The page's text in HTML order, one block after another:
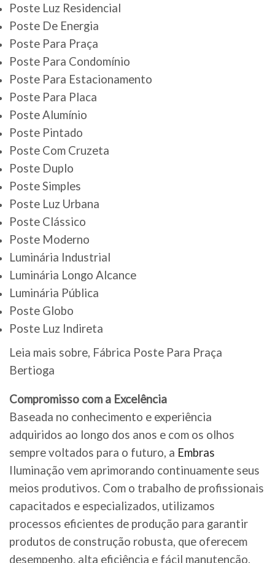
Poste Luz Residencial
Poste De Energia
Poste Para Praça
Poste Para Condomínio
Poste Para Estacionamento
Poste Para Placa
Poste Alumínio
Poste Pintado
Poste Com Cruzeta
Poste Duplo
Poste Simples
Poste Luz Urbana
Poste Clássico
Poste Moderno
Luminária Industrial
Luminária Longo Alcance
Luminária Pública
Poste Globo
Poste Luz Indireta
Leia mais sobre, Fábrica Poste Para Praça
Bertioga
Compromisso com a Excelência
Baseada no conhecimento e experiência
adquiridos ao longo dos anos e com os olhos
sempre voltados para o futuro, a Embras
Iluminação vem aprimorando continuamente seus
meios produtivos. Com o trabalho de profissionais
capacitados e especializados, utilizamos
processos eficientes de produção para garantir
produtos de construção robusta, que oferecem
desempenho, alta eficiência e fácil manutenção.